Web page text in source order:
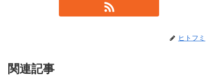
ヒトフミ
関連記事